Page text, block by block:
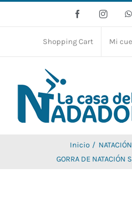
Facebook
Shopping Cart Mi
Inicio NATACIÓN
GORRA DE NATACIÓN